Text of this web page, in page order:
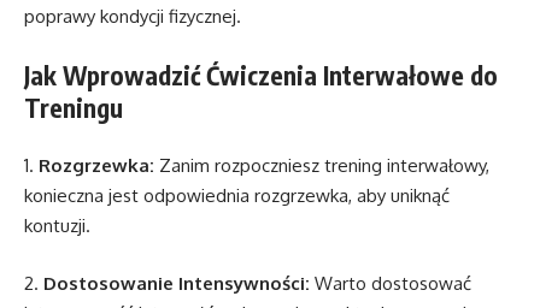
poprawy kondycji fizycznej.
Jak Wprowadzić Ćwiczenia Interwałowe do
Treningu
1. Rozgrzewka: Zanim rozpoczniesz trening interwałowy,
konieczna jest odpowiednia rozgrzewka, aby uniknąć
kontuzji.
2. Dostosowanie Intensywności: Warto dostosować